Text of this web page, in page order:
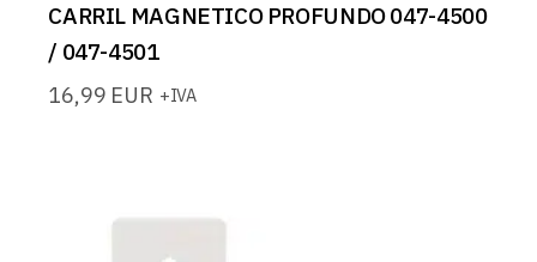
CARRIL MAGNETICO PROFUNDO 047-4500
/ 047-4501
16,99 EUR +IVA